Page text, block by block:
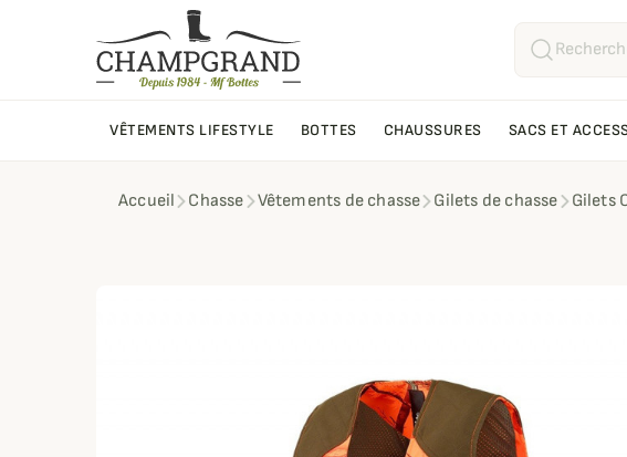
VÊTEMENTS LIFESTYLE BOTTES CHAUSSURES SACS ET
Accueil Chasse Vêtements de chasse Gilets de chasse Gilets